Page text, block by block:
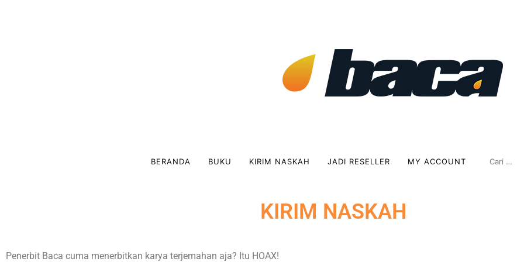
BERANDA BUKU KIRIM NASKAH JADI RESELLER MY ACCOUNT
KIRIM NASKAH
Penerbit Baca cuma menerbitkan karya terjemahan aja? Itu HOAX!